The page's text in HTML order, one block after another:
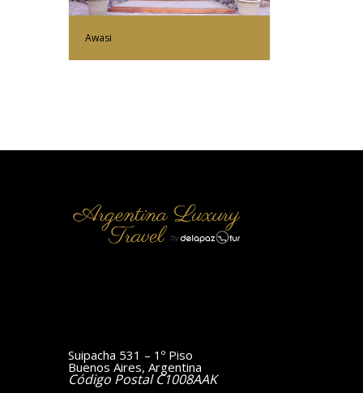
Awasi
Suipacha 531 – 1º Piso
Buenos Aires, Argentina
Código Postal C1008AAK